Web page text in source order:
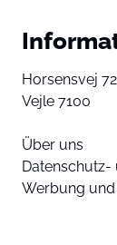
Horsensvej
Vejle 7100
Über uns
Datenschutz-
Werbung